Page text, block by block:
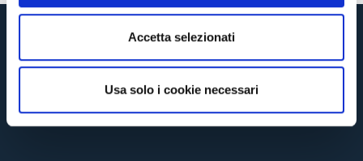
Accetta selezionati
Usa solo i cookie necessari